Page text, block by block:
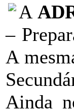
A
–
A
Ainda